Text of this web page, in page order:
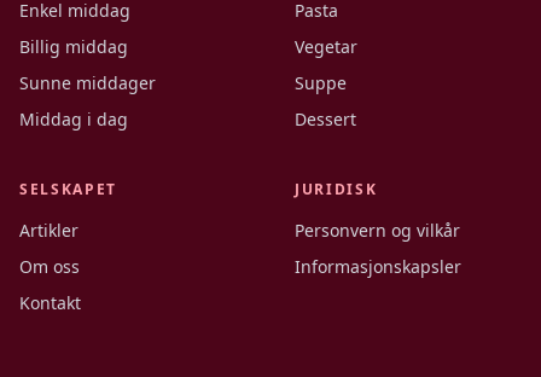
Enkel middag
Billig middag
Sunne middager
Middag i dag
Pasta
Vegetar
Suppe
Dessert
SELSKAPET
Artikler
Om oss
Kontakt
JURIDISK
Personvern og vilkår
Informasjonskapsler